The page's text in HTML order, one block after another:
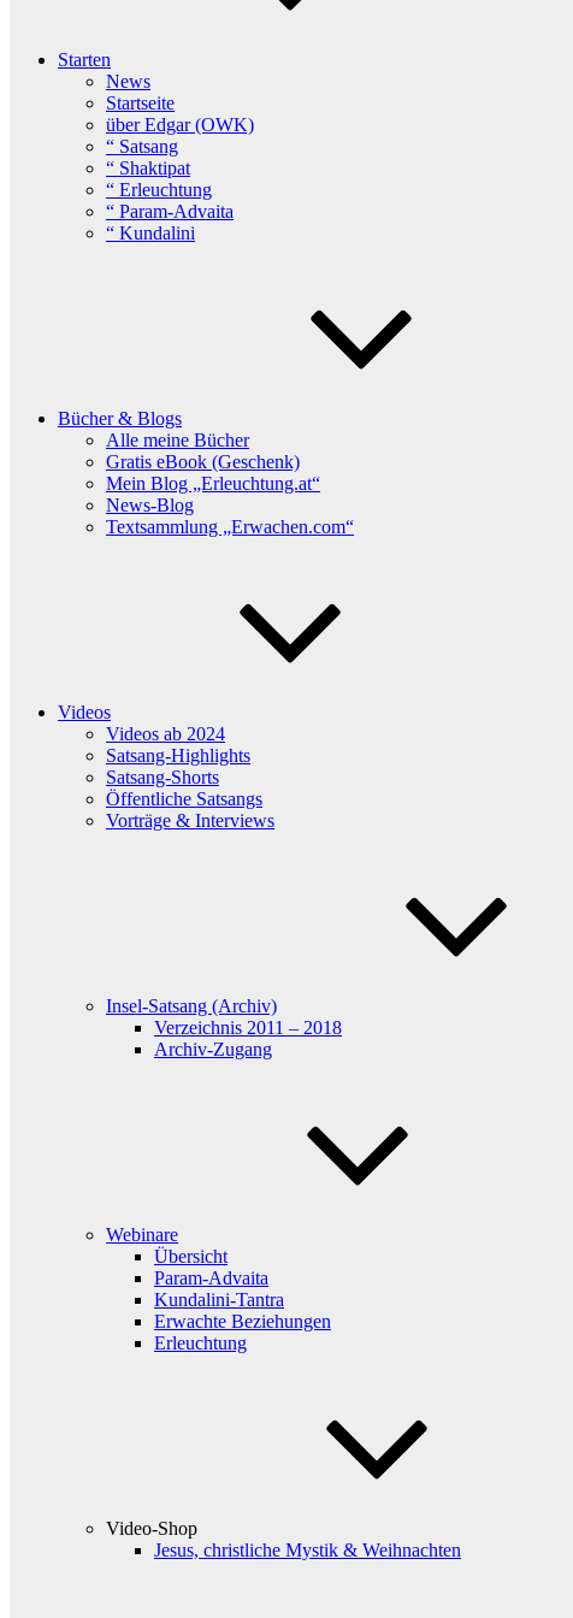
Starten
News
Startseite
über Edgar (OWK)
“ Satsang
“ Shaktipat
“ Erleuchtung
“ Param-Advaita
“ Kundalini
Bücher & Blogs
Alle meine Bücher
Gratis eBook (Geschenk)
Mein Blog „Erleuchtung.at“
News-Blog
Textsammlung „Erwachen.com“
Videos
Videos ab 2024
Satsang-Highlights
Satsang-Shorts
Öffentliche Satsangs
Vorträge & Interviews
Insel-Satsang (Archiv)
Verzeichnis 2011 – 2018
Archiv-Zugang
Webinare
Übersicht
Param-Advaita
Kundalini-Tantra
Erwachte Beziehungen
Erleuchtung
Video-Shop
Jesus, christliche Mystik & Weihnachten